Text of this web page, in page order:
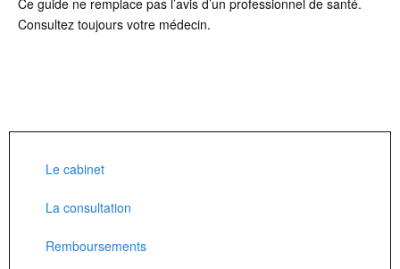
Ce guide ne remplace pas l’avis d’un professionnel de santé.
Consultez toujours votre médecin.
Le cabinet
La consultation
Remboursements